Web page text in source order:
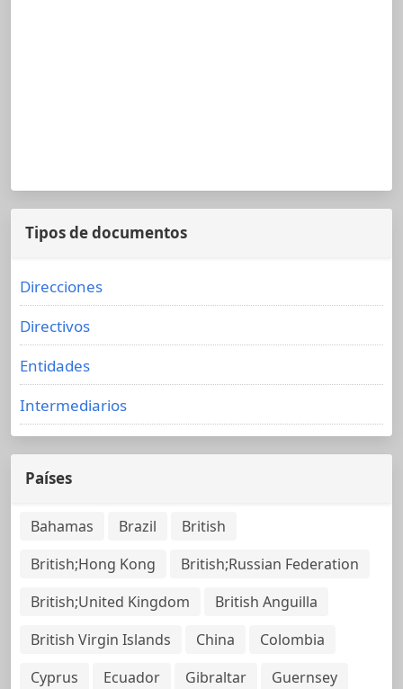
Tipos de documentos
Direcciones
Directivos
Entidades
Intermediarios
Países
Bahamas Brazil
British
British;Hong Kong
British;Russian Federation
British;United Kingdom
British Anguilla
British Virgin Islands
China
Colombia
Cyprus
Ecuador Gibraltar
Guernsey